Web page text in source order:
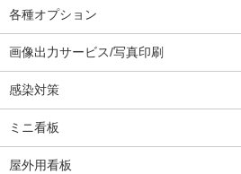
各種オプション
画像出力サービス/写真印刷
感染対策
ミニ看板
屋外用看板